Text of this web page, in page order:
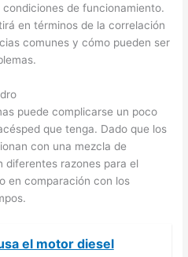
de funcionamiento.
en términos de la correlación
comunes y cómo pueden ser
puede complicarse un poco
que tenga. Dado que los
con una mezcla de
razones para el
en comparación con los
el motor diesel